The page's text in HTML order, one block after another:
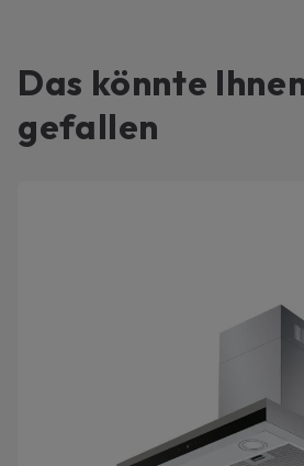
Das könnte
gefallen